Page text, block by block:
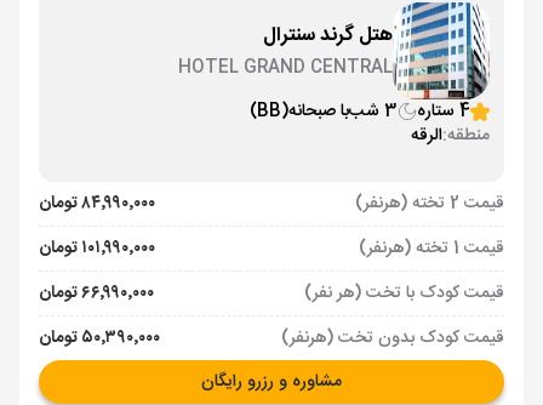
هتل گرند سنترال
HOTEL GRAND CENTRAL
4 ستاره
3 شب با صبحانه(BB)
منطقه:الرقه
قیمت 2 تخته (هرنفر)
۸۴٬۹۹۰٬۰۰۰ تومان
قیمت 1 تخته (هرنفر)
۱۰۱٬۹۹۰٬۰۰۰ تومان
قیمت کودک با تخت (هر نفر)
۶۶٬۹۹۰٬۰۰۰ تومان
قیمت کودک بدون تخت (هرنفر)
۵۰٬۳۹۰٬۰۰۰ تومان
مشاوره و رزرو رایگان